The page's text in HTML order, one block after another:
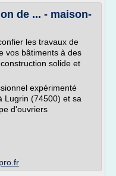
de ... - maison-
les travaux de
vos bâtiments à des
solide et
expérimenté
Lugrin (74500) et sa
d'ouvriers